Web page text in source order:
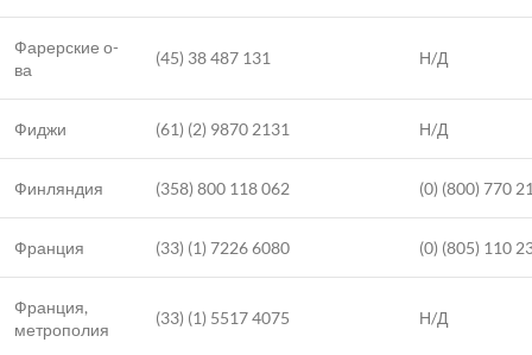
Фарерские о-
ва
(45) 38 487 131 Н/Д
Фиджи (61) (2) 9870 2131 Н/Д
Финляндия (358) 800 118 062 (0) (800) 770
Франция (33) (1) 7226 6080 (0) (805) 110
Франция,
метрополия
(33) (1) 5517 4075 Н/Д